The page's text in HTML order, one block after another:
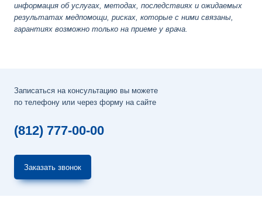
информация об услугах, методах, последствиях и ожидаемых
результатах медпомощи, рисках, которые с ними связаны,
гарантиях возможно только на приеме у врача.
Записаться на консультацию вы можете
по телефону или через форму на сайте
(812) 777-00-00
Заказать звонок